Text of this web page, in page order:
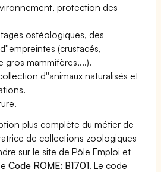
protection des
ostéologiques, des
(crustacés,
gros mammifères,...).
d''animaux naturalisés et
plus complète du métier de
de collections zoologiques
sur le site de Pôle Emploi et
Code ROME: B1701. Le code